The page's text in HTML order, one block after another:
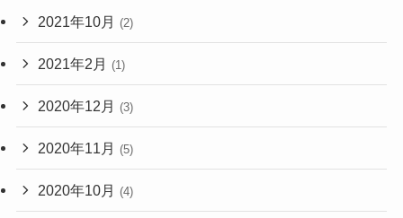
2021年10月 (2)
2021年2月 (1)
2020年12月 (3)
2020年11月 (5)
2020年10月 (4)